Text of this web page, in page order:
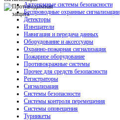
Автономные системы безопасности
Беспроводные охранные сигнализации
Детекторы
Извещатели
Навигация и передача данных
Оборудование и аксессуары
Охранно-пожарная сигнализация
Пожарное оборудование
Противокражные системы
Прочее для средств безопасности
Регистраторы
Сигнализация
Системы безопасности
Системы контроля перемещения
Системы оповещения
Турникеты